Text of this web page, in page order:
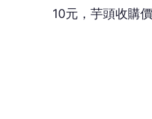
10元，芋頭收購